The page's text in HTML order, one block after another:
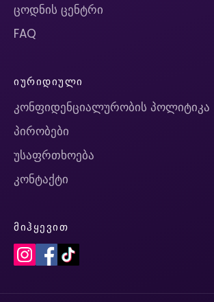
ცოდნის ცენტრი
FAQ
ᲘᲣᲠᲘᲓᲘᲣᲚᲘ
კონფიდენციალურობის პოლიტიკა
პირობები
უსაფრთხოება
კონტაქტი
ᲛᲘᲰᲧᲔᲕᲘᲗ